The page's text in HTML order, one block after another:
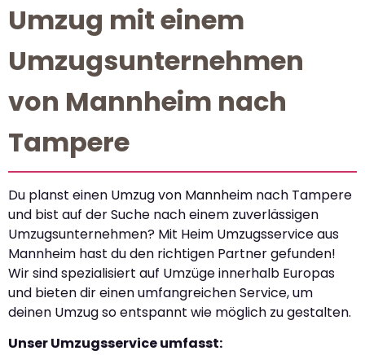
Umzug mit einem
Umzugsunternehmen
von Mannheim nach
Tampere
Du planst einen Umzug von Mannheim nach Tampere
und bist auf der Suche nach einem zuverlässigen
Umzugsunternehmen? Mit Heim Umzugsservice aus
Mannheim hast du den richtigen Partner gefunden!
Wir sind spezialisiert auf Umzüge innerhalb Europas
und bieten dir einen umfangreichen Service, um
deinen Umzug so entspannt wie möglich zu gestalten.
Unser Umzugsservice umfasst: